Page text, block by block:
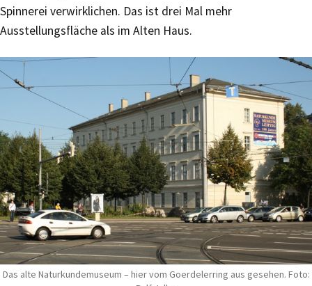
Spinnerei verwirklichen. Das ist drei Mal mehr
Ausstellungsfläche als im Alten Haus.
Das alte Naturkundemuseum – hier vom Goerdelerring aus gesehen. Foto: